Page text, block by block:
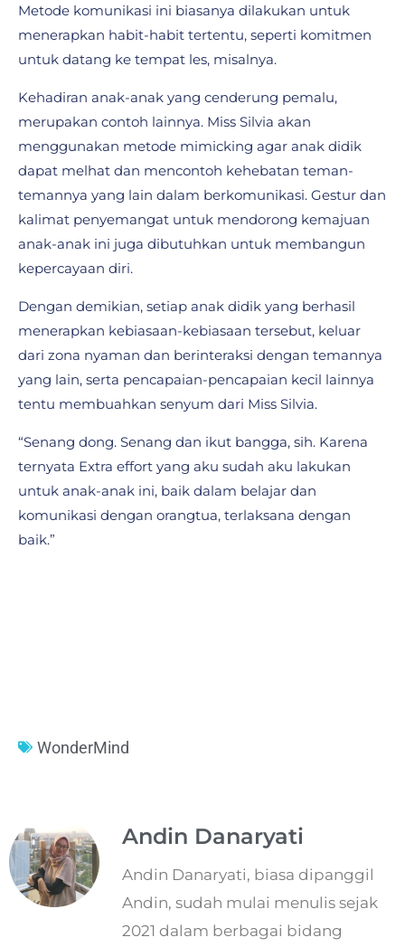
Metode komunikasi ini biasanya dilakukan untuk
menerapkan habit-habit tertentu, seperti komitmen
untuk datang ke tempat les, misalnya.
Kehadiran anak-anak yang cenderung pemalu,
merupakan contoh lainnya. Miss Silvia akan
menggunakan metode mimicking agar anak didik
dapat melhat dan mencontoh kehebatan teman-
temannya yang lain dalam berkomunikasi. Gestur dan
kalimat penyemangat untuk mendorong kemajuan
anak-anak ini juga dibutuhkan untuk membangun
kepercayaan diri.
Dengan demikian, setiap anak didik yang berhasil
menerapkan kebiasaan-kebiasaan tersebut, keluar
dari zona nyaman dan berinteraksi dengan temannya
yang lain, serta pencapaian-pencapaian kecil lainnya
tentu membuahkan senyum dari Miss Silvia.
“Senang dong. Senang dan ikut bangga, sih. Karena
ternyata Extra effort yang aku sudah aku lakukan
untuk anak-anak ini, baik dalam belajar dan
komunikasi dengan orangtua, terlaksana dengan
baik.”
WonderMind
Andin Danaryati
Andin Danaryati, biasa dipanggil
Andin, sudah mulai menulis sejak
2021 dalam berbagai bidang